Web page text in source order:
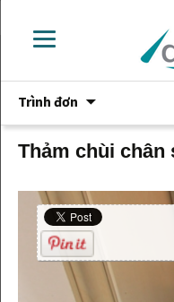
Trình đơn
phần
nội
dung
Thảm chùi chân